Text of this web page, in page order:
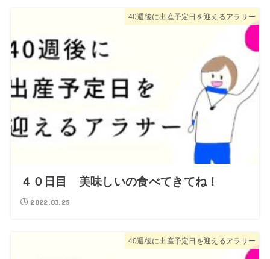
40週後に出産予定日を迎えるアラサー
４０日目 美味しいの食べてきてね！
2022.03.25
40週後に出産予定日を迎えるアラサー